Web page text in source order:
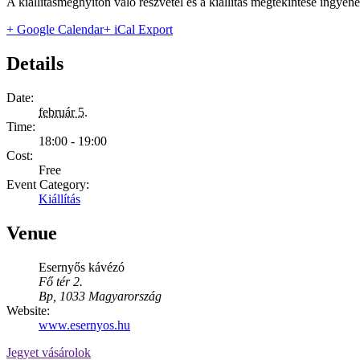
+ Google Calendar+ iCal Export
Details
Date:
február 5.
Time:
18:00 - 19:00
Cost:
Free
Event Category:
Kiállítás
Venue
Esernyős kávézó
Fő tér 2.
Bp 1033 Magyarország
Website:
www.esernyos.hu
Jegyet vásárolok